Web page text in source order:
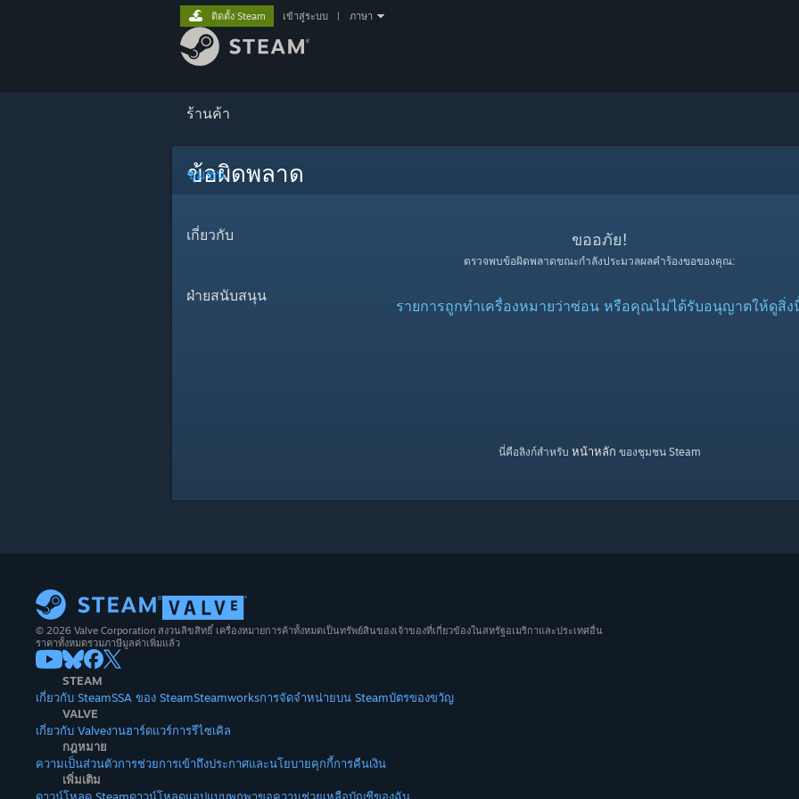
ร้านค้า
ชุมชน
เกี่ยวกับ
ฝ่ายสนับสนุน
ติดตั้ง Steam เข้าสู่ระบบ ภาษา
ข้อผิดพลาด
ขออภัย!
ตรวจพบข้อผิดพลาดขณะกำลังประมวลผลคำร้องขอของคุณ:
รายการถูกทำเครื่องหมายว่าซ่อน หรือคุณไม่ได้รับอนุญาตให้ดูสิ่ง
นี่คือลิงก์สำหรับ หน้าหลัก ของชุมชน Steam
© 2026 Valve Corporation สงวนลิขสิทธิ์ เครื่องหมายการค้าทั้งหมดเป็นทรัพย์สินของเจ้าของที่เกี่ยวข้องในสหรัฐอเมริกาและประเทศอื่น
ราคาทั้งหมดรวมภาษีมูลค่าเพิ่มแล้ว
STEAM
เกี่ยวกับ SteamSSA ของ SteamSteamworksการจัดจำหน่ายบน Steamบัตรของขวัญ
VALVE
เกี่ยวกับ Valveงานฮาร์ดแวร์การรีไซเคิล
กฎหมาย
ความเป็นส่วนตัวการช่วยการเข้าถึงประกาศและนโยบายคุกกี้การคืนเงิน
เพิ่มเติม